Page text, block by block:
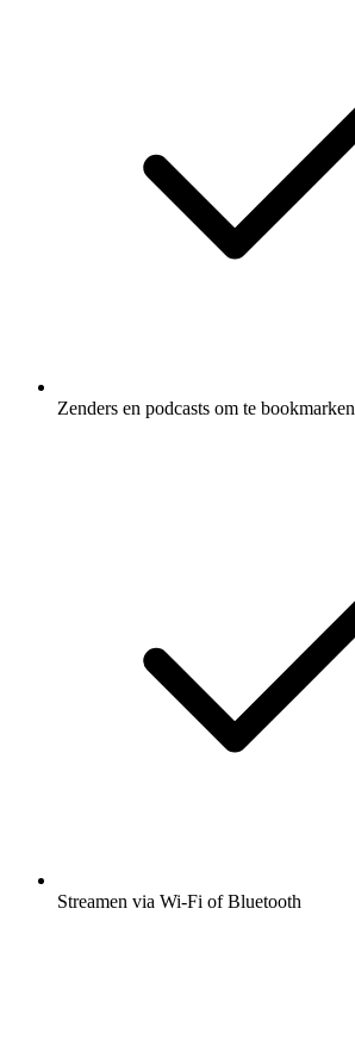
Zenders en podcasts om te bookmarken
Streamen via Wi-Fi of Bluetooth